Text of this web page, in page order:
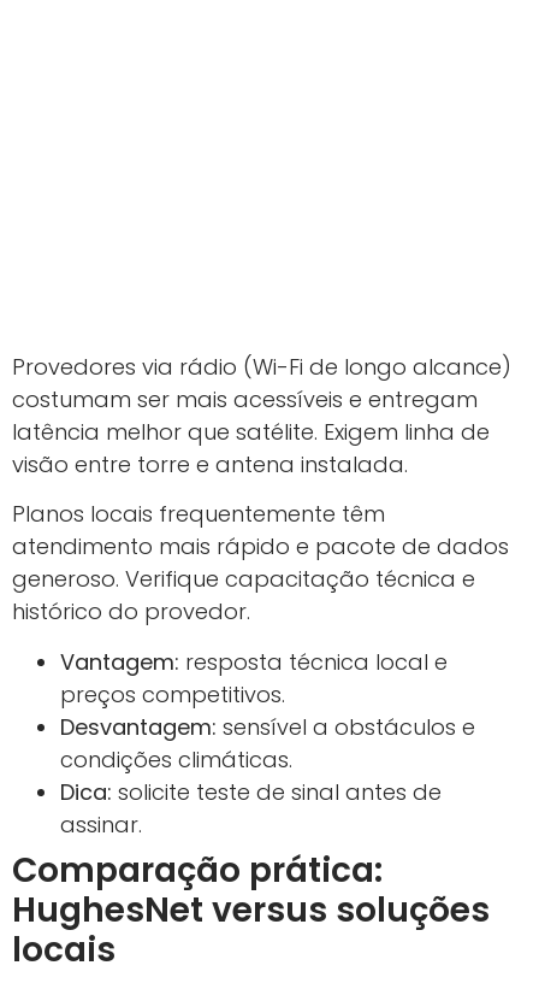
Provedores via rádio (Wi-Fi de longo alcance)
costumam ser mais acessíveis e entregam
latência melhor que satélite. Exigem linha de
visão entre torre e antena instalada.
Planos locais frequentemente têm
atendimento mais rápido e pacote de dados
generoso. Verifique capacitação técnica e
histórico do provedor.
Vantagem: resposta técnica local e
preços competitivos.
Desvantagem: sensível a obstáculos e
condições climáticas.
Dica: solicite teste de sinal antes de
assinar.
Comparação prática:
HughesNet versus soluções
locais